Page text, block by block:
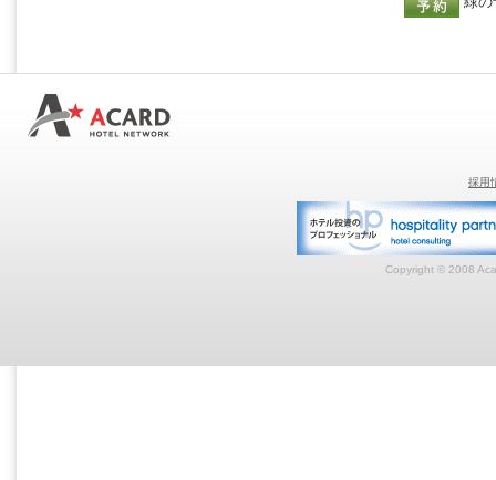
採用
Copyright © 2008